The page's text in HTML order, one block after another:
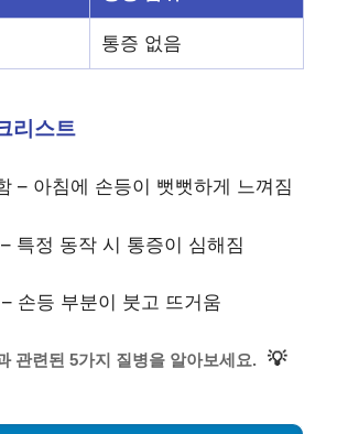
통증 없음
리스트
– 아침에 손등이 뻣뻣하게 느껴짐
특정 동작 시 통증이 심해짐
손등 부분이 붓고 뜨거움
관련된 5가지 질병을 알아보세요. 💡